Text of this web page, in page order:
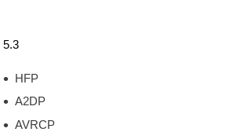
5.3
HFP
A2DP
AVRCP